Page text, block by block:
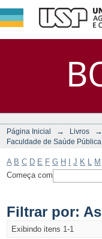
Página Inicial → Livros →
Faculdade de Saúde Pública
A B C D E F G H J K M
Começa com
Filtrar por:
Exibindo itens 1-1